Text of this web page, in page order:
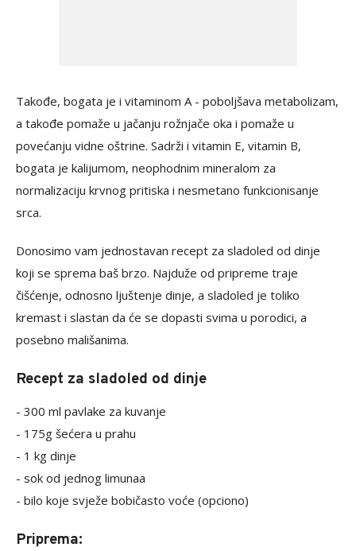
Takođe, bogata je i vitaminom A - poboljšava metabolizam,
a takođe pomaže u jačanju rožnjače oka i pomaže u
povećanju vidne oštrine. Sadrži i vitamin E, vitamin B,
bogata je kalijumom, neophodnim mineralom za
normalizaciju krvnog pritiska i nesmetano funkcionisanje
srca.
Donosimo vam jednostavan recept za sladoled od dinje
koji se sprema baš brzo. Najduže od pripreme traje
čišćenje, odnosno ljuštenje dinje, a sladoled je toliko
kremast i slastan da će se dopasti svima u porodici, a
posebno mališanima.
Recept za sladoled od dinje
- 300 ml pavlake za kuvanje
- 175g šećera u prahu
- 1 kg dinje
- sok od jednog limunaa
- bilo koje svježe bobičasto voće (opciono)
Priprema: